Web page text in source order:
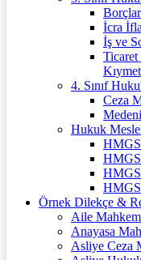
İcra
İş ve
4. Sınıf
Ceza
Hukuk
HMGS
HMGS
HMGS
Örnek Dilekçe &
Aile
Anayasa
Asliye Ceza